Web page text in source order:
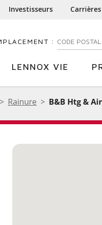
Investisseurs Carrières
: ENTREZ
LENNOX VIE
Rainure B&B Htg &